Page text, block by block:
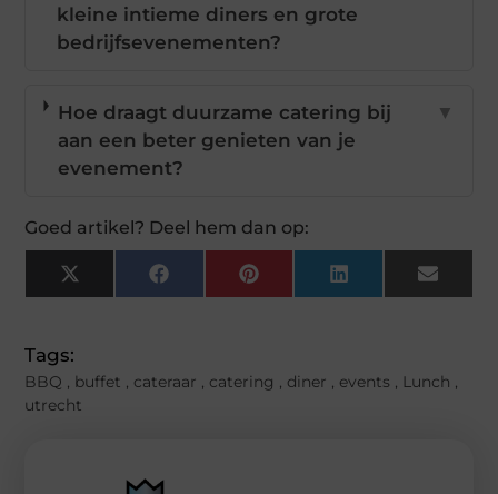
kleine intieme diners en grote
bedrijfsevenementen?
Hoe draagt duurzame catering bij
aan een beter genieten van je
evenement?
▼
Goed artikel? Deel hem dan op:
X
(Twitter)
FacebookPinterestLinkedInEmail
Tags:
BBQ , buffet , cateraar , catering , diner , events , Lunch ,
utrecht